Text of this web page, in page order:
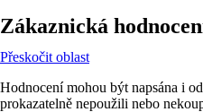
Zákaznická
Přeskočit oblast
Hodnocení mohou být napsána i
prokazatelně nepoužili nebo